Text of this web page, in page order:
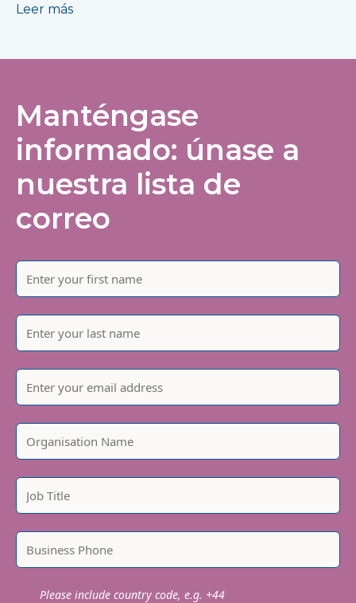
Leer más
Manténgase
informado: únase a
nuestra lista de
correo
Please include country code, e.g. +44